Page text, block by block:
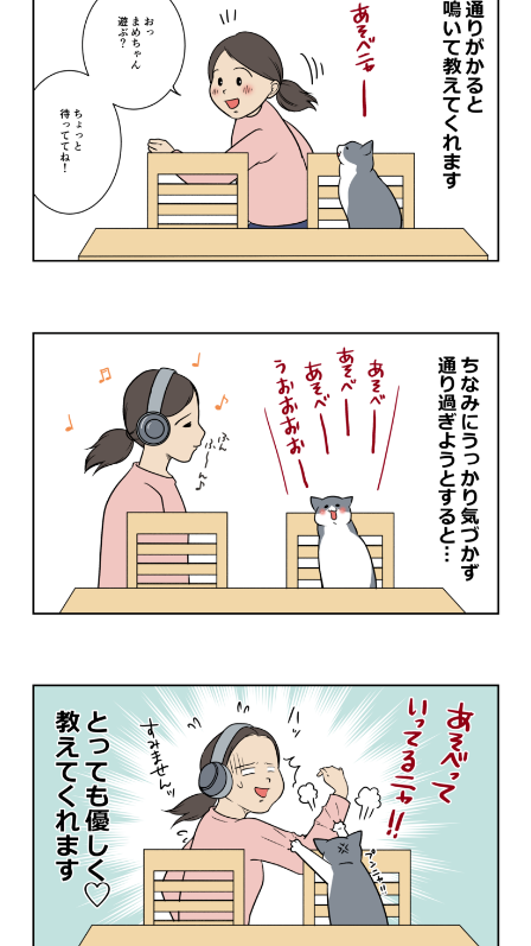
PECOアプリをダウンロード済みの方
アプリで開く